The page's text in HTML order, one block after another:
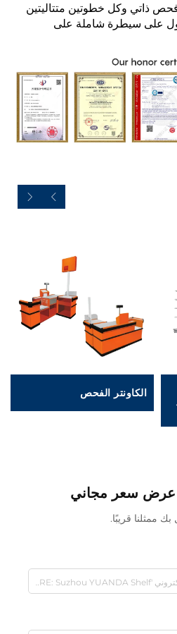
ذاتي وكل خطوتين متتاليتين
على سيطرة شاملة على
الكاونتر الفحص
عرض سعر مجاني
ممثلنا قريبًا.